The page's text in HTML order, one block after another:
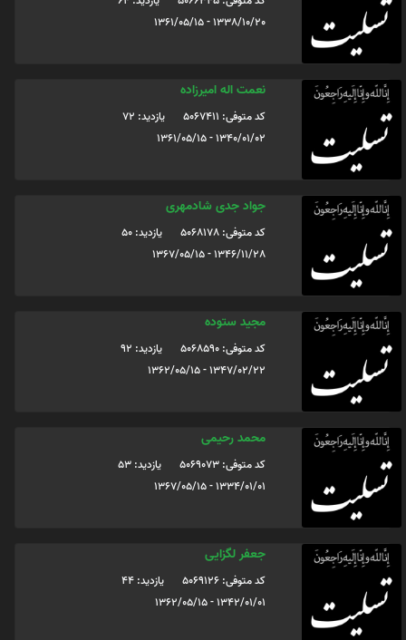
1338/10/20 - 1361/05/15
نعمت اله امیرزاده
کد متوفی: 5067411
یازدید: 72
1340/01/02 - 1361/05/15
جواد جدی شادمهری
کد متوفی: 5068178
یازدید: 50
1346/11/28 - 1367/05/15
مجید ستوده
کد متوفی: 5068590
یازدید: 92
1347/02/22 - 1362/05/15
محمد رحیمی
کد متوفی: 5069073
یازدید: 53
1334/01/01 - 1367/05/15
جعفر لگزایی
کد متوفی: 5069126
یازدید: 44
1342/01/01 - 1362/05/15